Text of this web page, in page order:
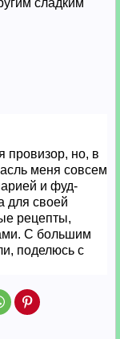
сладким
провизор, но, в
меня совсем
и фуд-
для своей
рецепты,
С большим
поделюсь с